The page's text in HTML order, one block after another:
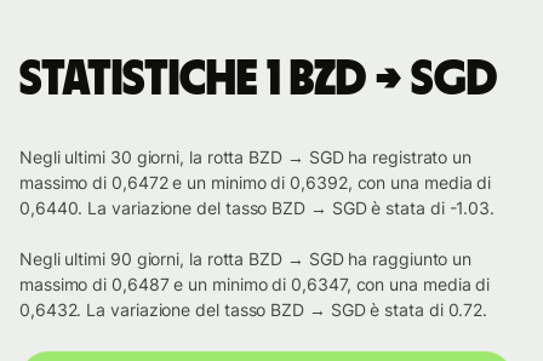
Statistiche 1 BZD → SGD
Negli ultimi 30 giorni, la rotta BZD → SGD ha registrato un
massimo di 0,6472 e un minimo di 0,6392, con una media di
0,6440. La variazione del tasso BZD → SGD è stata di -1.03.
Negli ultimi 90 giorni, la rotta BZD → SGD ha raggiunto un
massimo di 0,6487 e un minimo di 0,6347, con una media di
0,6432. La variazione del tasso BZD → SGD è stata di 0.72.